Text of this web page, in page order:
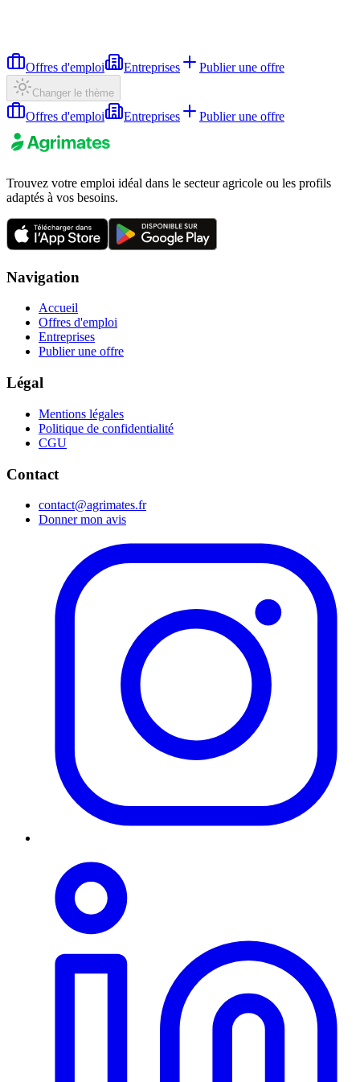
Offres d'emploi Entreprises Publier une offre
Changer le thème
Offres d'emploi Entreprises Publier une offre
Trouvez votre emploi idéal dans le secteur agricole ou les profils
adaptés à vos besoins.
Navigation
Accueil
Offres d'emploi
Entreprises
Publier une offre
Légal
Mentions légales
Politique de confidentialité
CGU
Contact
contact@agrimates.fr
Donner mon avis